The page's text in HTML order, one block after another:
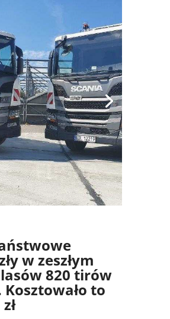
SYSTEM
w zeszłym
820 tirów
Kosztowało to